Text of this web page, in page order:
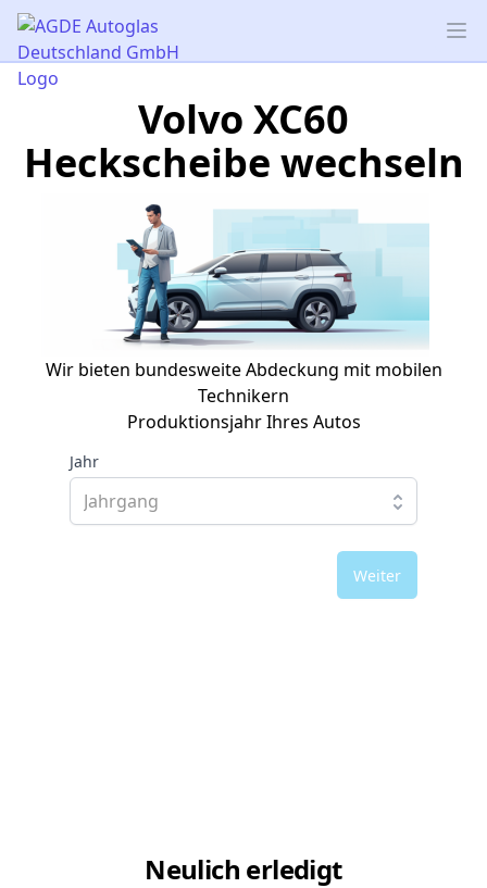
AGDE Autoglas Deutschland GmbH
Volvo XC60
Heckscheibe wechseln
Wir bieten bundesweite Abdeckung mit mobilen
Technikern
Produktionsjahr Ihres Autos
Jahr
Weiter
Neulich erledigt